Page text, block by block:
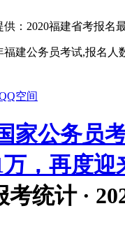
：2020福建省考报名
福建公务员考试,报名人
空间
家公务员
万，再度迎
考统计 ·